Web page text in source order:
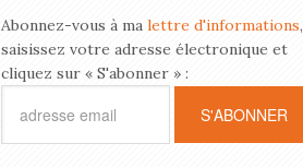
Abonnez-vous à ma lettre d'informations,
saisissez votre adresse électronique et
cliquez sur « S'abonner » :